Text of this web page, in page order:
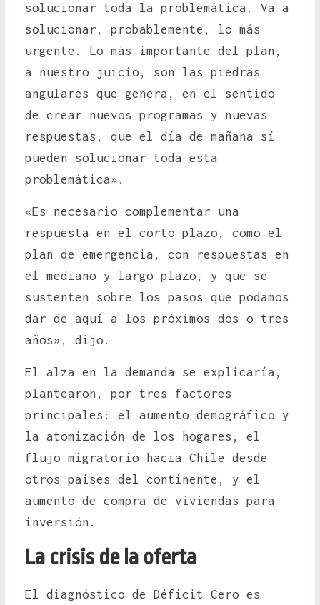
solucionar toda la problemática. Va a
solucionar, probablemente, lo más
urgente. Lo más importante del plan,
a nuestro juicio, son las piedras
angulares que genera, en el sentido
de crear nuevos programas y nuevas
respuestas, que el día de mañana sí
pueden solucionar toda esta
problemática».
«Es necesario complementar una
respuesta en el corto plazo, como el
plan de emergencia, con respuestas en
el mediano y largo plazo, y que se
sustenten sobre los pasos que podamos
dar de aquí a los próximos dos o tres
años», dijo.
El alza en la demanda se explicaría,
plantearon, por tres factores
principales: el aumento demográfico y
la atomización de los hogares, el
flujo migratorio hacia Chile desde
otros países del continente, y el
aumento de compra de viviendas para
inversión.
La crisis de la oferta
El diagnóstico de Déficit Cero es